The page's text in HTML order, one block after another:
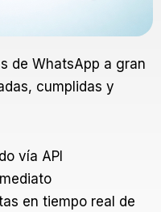
de WhatsApp a gran
cumplidas y
vía API
en tiempo real de